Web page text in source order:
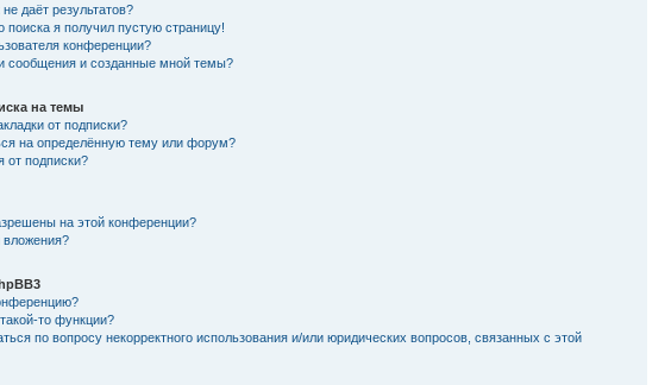
даёт результатов?
поиска я получил пустую страницу!
конференции?
сообщения и созданные мной темы?
на темы
от подписки?
на определённую тему или форум?
от подписки?
на этой конференции?
вложения?
то функции?
по вопросу некорректного использования и/или юридических вопросов, связанных с этой